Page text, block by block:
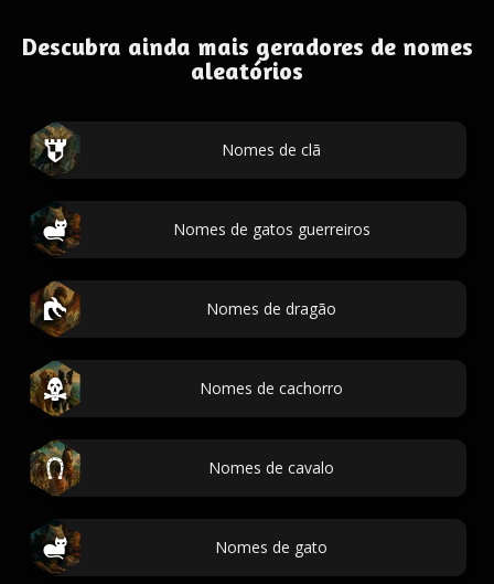
Descubra ainda mais geradores de nomes
aleatórios
Nomes de clã
Nomes de gatos guerreiros
Nomes de dragão
Nomes de cachorro
Nomes de cavalo
Nomes de gato